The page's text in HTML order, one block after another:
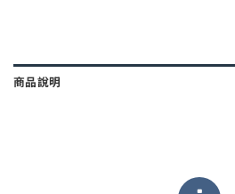
商品說明